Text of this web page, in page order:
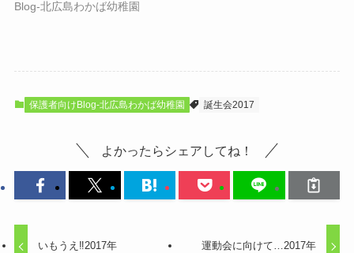
Blog-北広島わかば幼稚園
保護者向けBlog-北広島わかば幼稚園 誕生会2017
よかったらシェアしてね！
いもうえ‼2017年 運動会に向けて…2017年